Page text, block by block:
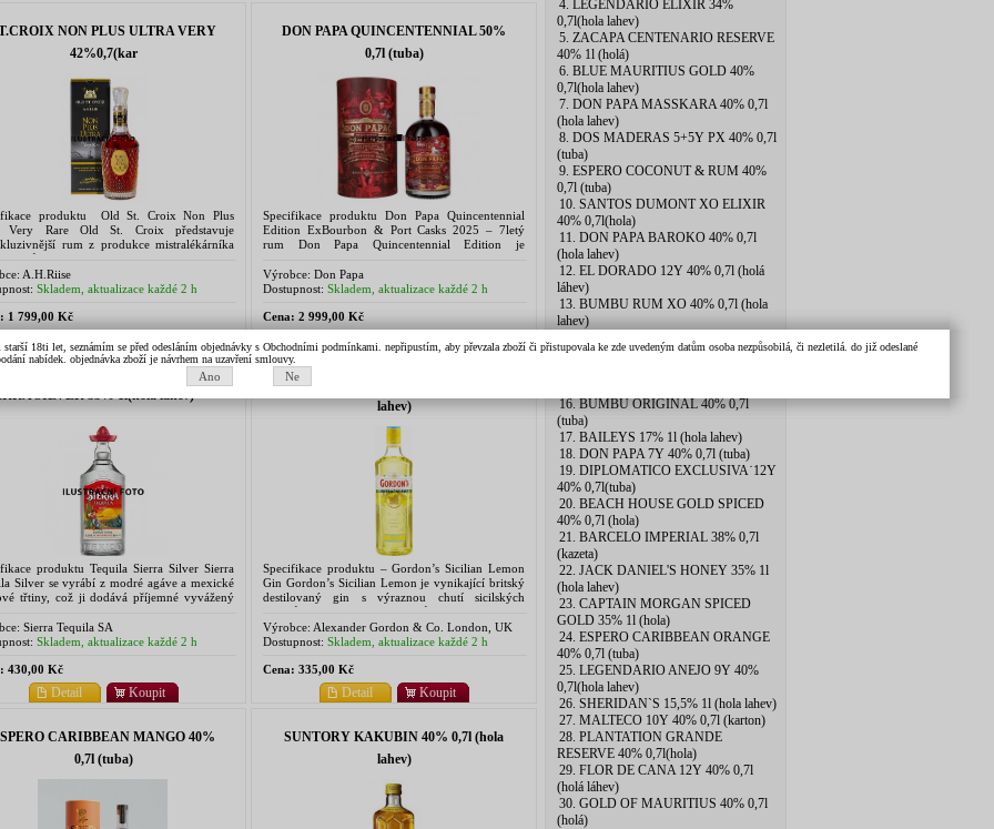
NON PLUS ULTRA VERY
42%0,7(kar
produktu Old St. Croix Non Plus
Very Rare Old St. Croix představuje
rum z produkce mistralékárníka
s průměrnou dobou zrání okolo 25 let.
A.H.Riise
Skladem, aktualizace každé 2 h
1 799,00 Kč
Koupit
Detail
DON PAPA QUINCENTENNIAL 50%
0,7l (tuba)
Specifikace produktu Don Papa Quincentennial
Edition ExBourbon & Port Casks 2025 – 7letý
rum Don Papa Quincentennial Edition je
vytvořená na počest 500...
Výrobce: Don Papa
Dostupnost: Skladem, aktualizace každé 2 h
Cena: 2 999,00 Kč
Koupit
Detail
SILVER 35% 1l(hola lahev)
produktu Tequila Sierra Silver Sierra
Silver se vyrábí z modré agáve a mexické
třtiny, což ji dodává příjemné vyvážený
profil a robustní tělo. V chuti najdeme...
Sierra Tequila SA
Skladem, aktualizace každé 2 h
430,00 Kč
Koupit
Detail
GORDONS LEMON 37,5% 0,7l (hola
lahev)
Specifikace produktu – Gordon’s Sicilian Lemon
Gin Gordon’s Sicilian Lemon je vynikající britský
destilovaný gin s výraznou chutí sicilských
citronů. Vznikl podle původní receptury
Alexandra Gordona,...
Výrobce: Alexander Gordon & Co. London, UK
Dostupnost: Skladem, aktualizace každé 2 h
Cena: 335,00 Kč
Koupit
Detail
CARIBBEAN MANGO 40%
0,7l (tuba)
SUNTORY KAKUBIN 40% 0,7l (hola
lahev)
4. LEGENDARIO ELIXIR 34%
0,7l(hola lahev)
5. ZACAPA CENTENARIO RESERVE
40% 1l (holá)
6. BLUE MAURITIUS GOLD 40%
0,7l(hola lahev)
7. DON PAPA MASSKARA 40% 0,7l
(hola lahev)
8. DOS MADERAS 5+5Y PX 40% 0,7l
(tuba)
9. ESPERO COCONUT & RUM 40%
0,7l (tuba)
10. SANTOS DUMONT XO ELIXIR
40% 0,7l(hola)
11. DON PAPA BAROKO 40% 0,7l
(hola lahev)
12. EL DORADO 12Y 40% 0,7l (holá
láhev)
13. BUMBU RUM XO 40% 0,7l (hola
lahev)
14. PAMPERO ANIVERSARIO 40%
0,7l (pytlik)
16. BUMBU ORIGINAL 40% 0,7l
(tuba)
17. BAILEYS 17% 1l (hola lahev)
18. DON PAPA 7Y 40% 0,7l (tuba)
19. DIPLOMATICO EXCLUSIVA˙12Y
40% 0,7l(tuba)
20. BEACH HOUSE GOLD SPICED
40% 0,7l (hola)
21. BARCELO IMPERIAL 38% 0,7l
(kazeta)
22. JACK DANIEL'S HONEY 35% 1l
(hola lahev)
23. CAPTAIN MORGAN SPICED
GOLD 35% 1l (hola)
24. ESPERO CARIBBEAN ORANGE
40% 0,7l (tuba)
25. LEGENDARIO ANEJO 9Y 40%
0,7l(hola lahev)
26. SHERIDAN`S 15,5% 1l (hola lahev)
27. MALTECO 10Y 40% 0,7l (karton)
28. PLANTATION GRANDE
RESERVE 40% 0,7l(hola)
29. FLOR DE CANA 12Y 40% 0,7l
(holá láhev)
30. GOLD OF MAURITIUS 40% 0,7l
(holá)
18ti let, seznámím se před odesláním objednávky s Obchodními podmínkami. nepřipustím, aby převzala zboží či přistupovala ke zde uvedeným datům osoba nezpůsobilá, či nezletilá. do již odeslané
nabídek. objednávka zboží je návrhem na uzavření smlouvy.
Ano Ne